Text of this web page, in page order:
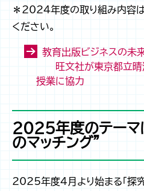
＊2024年度の取り組み内容
ください。
教育出版ビジネスの未
――旺文社が東京都立晴
授業に協力
2025年度のテーマ
のマッチング”
2025年度4月より始まる「探